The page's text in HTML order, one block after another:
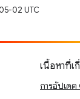
02 UTC
เนื้อหาที่เ
การอัปเด